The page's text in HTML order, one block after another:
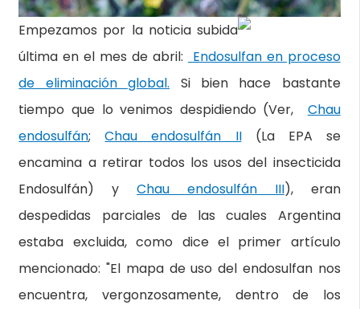
Empezamos por la noticia subida
última en el mes de abril:
Endosulfan en proceso
de eliminación global. Si bien hace bastante
tiempo que lo venimos despidiendo (Ver, Chau
endosulfán;Chau endosulfán II(La EPA se
encamina a retirar todos los usos del insecticida
Endosulfán) yChau endosulfán III), eran
despedidas parciales de las cuales Argentina
estaba excluida, como dice el primer artículo
mencionado: "El mapa de uso del endosulfan nos
encuentra, vergonzosamente, dentro de los